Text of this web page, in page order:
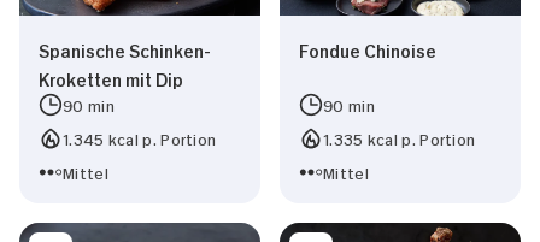
Spanische Schinken-
Kroketten mit Dip
90 min
1.345 kcal p. Portion
Mittel
Fondue Chinoise
90 min
1.335 kcal p. Portion
Mittel